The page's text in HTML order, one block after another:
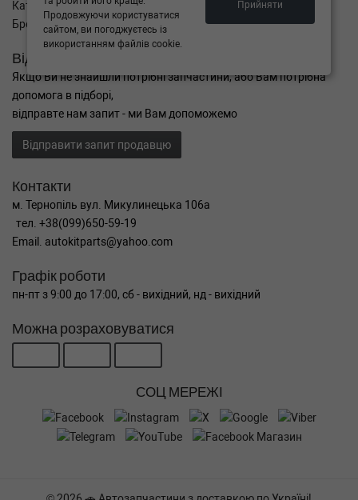
Каталог товарів
Бренди
Відправити запит
Якщо Ви не знайшли потрібні запчастини, або Вам потрібна
допомога в підборі,
відправте нам запит - ми Вам допоможемо
Відправити запит продавцю
Контакти
м. Тернопіль вул. Микулинецька 106а
тел. +38(099)650-59-19
Email. autokitparts@yahoo.com
Графік роботи
пн-пт з 9:00 до 17:00, сб - вихідний, нд - вихідний
Можна розраховуватися
СОЦ МЕРЕЖІ
Продовжуючи користуватися
сайтом, ви погоджуєтесь із
використанням файлів cookie.
Прийняти